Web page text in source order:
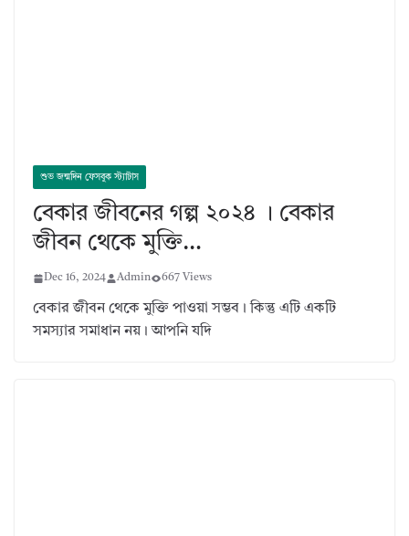
শুভ জন্মদিন ফেসবুক স্ট্যাটাস
বেকার জীবনের গল্প ২০২৪ । বেকার
জীবন থেকে মুক্তি…
Dec 16, 2024 Admin 667 Views
বেকার জীবন থেকে মুক্তি পাওয়া সম্ভব। কিন্তু এটি একটি
সমস্যার সমাধান নয়। আপনি যদি